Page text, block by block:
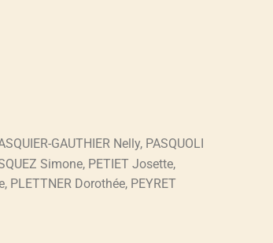
GAUTHIER Nelly, PASQUOLI
Simone, PETIET Josette,
PLETTNER Dorothée, PEYRET